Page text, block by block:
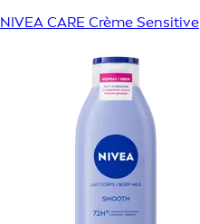
NIVEA CARE Crème Sensitive